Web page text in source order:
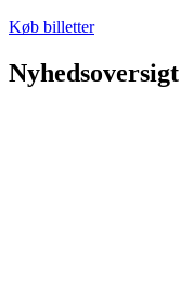
Køb billetter
Nyhedsoversigt